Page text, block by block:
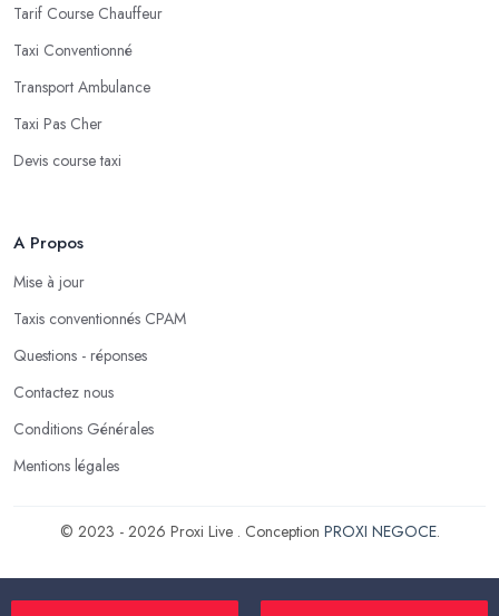
Tarif Course Chauffeur
Taxi Conventionné
Transport Ambulance
Taxi Pas Cher
Devis course taxi
A Propos
Mise à jour
Taxis conventionnés CPAM
Questions - réponses
Contactez nous
Conditions Générales
Mentions légales
© 2023 - 2026 Proxi Live . Conception PROXI NEGOCE.